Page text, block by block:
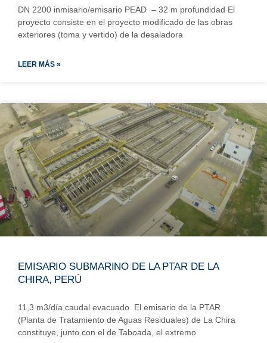
DN 2200 inmisario/emisario PEAD – 32 m profundidad El
proyecto consiste en el proyecto modificado de las obras
exteriores (toma y vertido) de la desaladora
LEER MÁS »
EMISARIO SUBMARINO DE LA PTAR DE LA
CHIRA, PERÚ
11,3 m3/día caudal evacuado El emisario de la PTAR
(Planta de Tratamiento de Aguas Residuales) de La Chira
constituye, junto con el de Taboada, el extremo